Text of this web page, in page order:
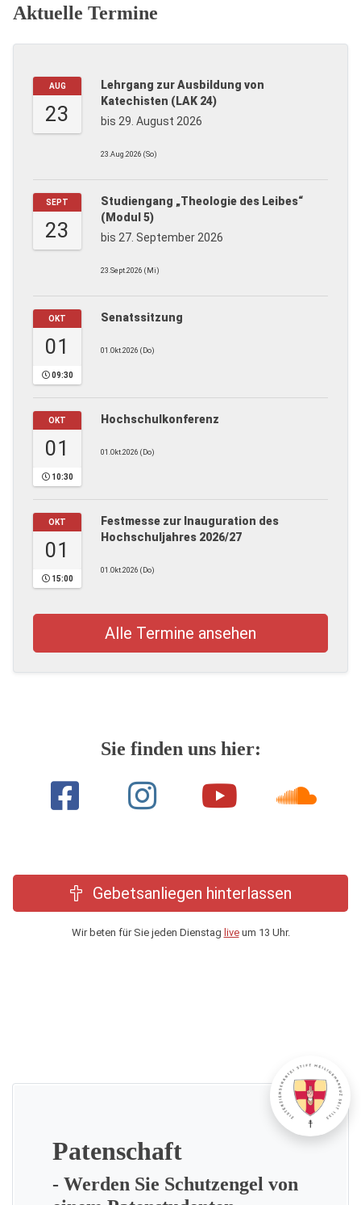
Aktuelle Termine
AUG
23
Lehrgang zur Ausbildung von
Katechisten (LAK 24)
bis 29. August 2026
23.Aug.2026 (So)
SEPT
23
Studiengang „Theologie des Leibes“
(Modul 5)
bis 27. September 2026
23.Sept.2026 (Mi)
OKT
01
09:30
Senatssitzung
01.Okt.2026 (Do)
OKT
01
10:30
Hochschulkonferenz
01.Okt.2026 (Do)
OKT
01
15:00
Festmesse zur Inauguration des
Hochschuljahres 2026/27
01.Okt.2026 (Do)
Alle Termine ansehen
Sie finden uns hier:
Gebetsanliegen hinterlassen
Wir beten für Sie jeden Dienstag liveum 13 Uhr.
Patenschaft
- Werden Sie Schutzengel von